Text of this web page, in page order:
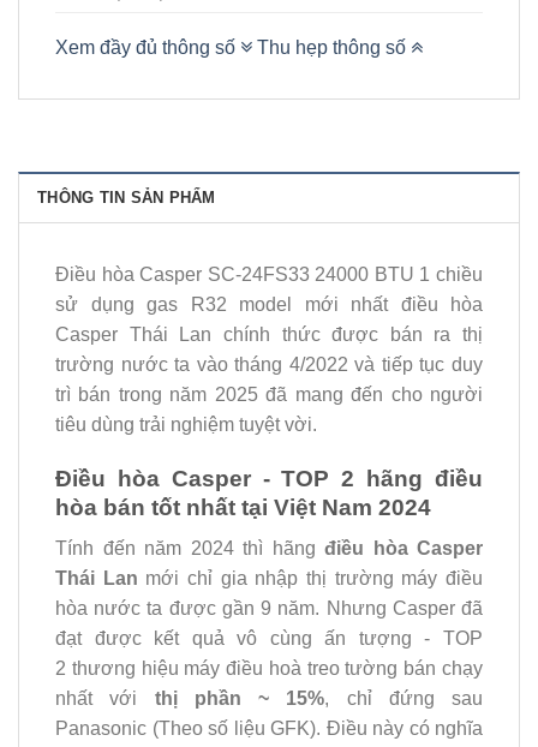
Xem đầy đủ thông số Thu hẹp thông số
THÔNG TIN SẢN PHẨM
Điều hòa Casper SC-24FS33 24000 BTU 1 chiều
sử dụng gas R32 model mới nhất điều hòa
Casper Thái Lan chính thức được bán ra thị
trường nước ta vào tháng 4/2022 và tiếp tục duy
trì bán trong năm 2025 đã mang đến cho người
tiêu dùng trải nghiệm tuyệt vời.
Điều hòa Casper - TOP 2 hãng điều
hòa bán tốt nhất tại Việt Nam 2024
Tính đến năm 2024 thì hãng điều hòa Casper
Thái Lan mới chỉ gia nhập thị trường máy điều
hòa nước ta được gần 9 năm. Nhưng Casper đã
đạt được kết quả vô cùng ấn tượng - TOP
2 thương hiệu máy điều hoà treo tường bán chạy
nhất với thị phần ~ 15%, chỉ đứng sau
Panasonic (Theo số liệu GFK). Điều này có nghĩa